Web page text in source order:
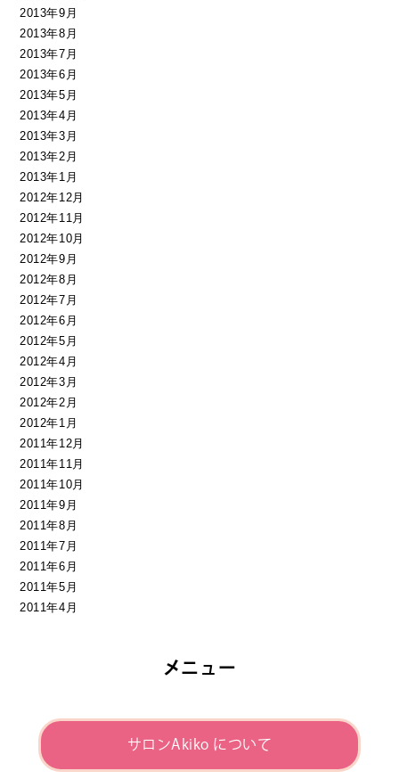
2013年9月
2013年8月
2013年7月
2013年6月
2013年5月
2013年4月
2013年3月
2013年2月
2013年1月
2012年12月
2012年11月
2012年10月
2012年9月
2012年8月
2012年7月
2012年6月
2012年5月
2012年4月
2012年3月
2012年2月
2012年1月
2011年12月
2011年11月
2011年10月
2011年9月
2011年8月
2011年7月
2011年6月
2011年5月
2011年4月
メニュー
サロンAkiko について